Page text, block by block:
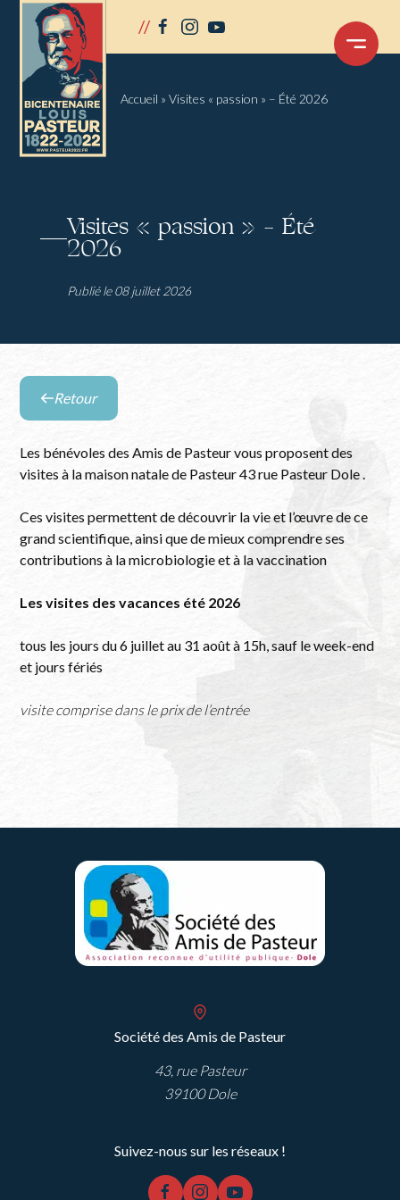
// facebook
instagram
youtube
OUVRIR
MENU
Accueil » Visites « passion » – Été 2026
Visites « passion » – Été
2026
Publié le 08 juillet 2026
Retour
la
liste
évènements
Retour
Les bénévoles des Amis de Pasteur vous proposent des
visites à la maison natale de Pasteur 43 rue Pasteur Dole .
Ces visites permettent de découvrir la vie et l’œuvre de ce
grand scientifique, ainsi que de mieux comprendre ses
contributions à la microbiologie et à la vaccination
Les visites des vacances été 2026
tous les jours du 6 juillet au 31 août à 15h, sauf le week-end
et jours fériés
visite comprise dans le prix de l’entrée
Société des Amis de Pasteur
43, rue Pasteur
39100 Dole
Suivez-nous sur les réseaux !
facebook
instagramyoutube
Panneau de gestion des cookies